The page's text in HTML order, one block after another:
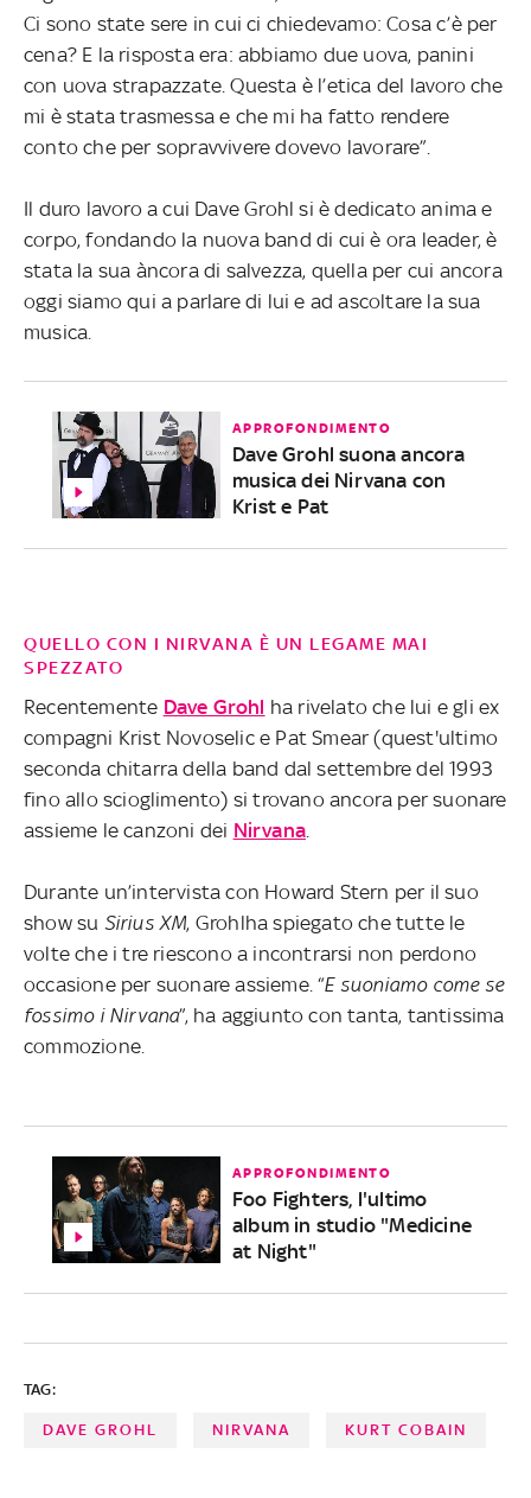
Ci sono state sere in cui ci chiedevamo: Cosa c’è per
cena? E la risposta era: abbiamo due uova, panini
con uova strapazzate. Questa è l’etica del lavoro che
mi è stata trasmessa e che mi ha fatto rendere
conto che per sopravvivere dovevo lavorare”.
Il duro lavoro a cui Dave Grohl si è dedicato anima e
corpo, fondando la nuova band di cui è ora leader, è
stata la sua àncora di salvezza, quella per cui ancora
oggi siamo qui a parlare di lui e ad ascoltare la sua
musica.
APPROFONDIMENTO
Dave Grohl suona ancora
musica dei Nirvana con
Krist e Pat
QUELLO CON I NIRVANA È UN LEGAME MAI
SPEZZATO
Recentemente Dave Grohl ha rivelato che lui e gli ex
compagni Krist Novoselic e Pat Smear (quest'ultimo
seconda chitarra della band dal settembre del 1993
fino allo scioglimento) si trovano ancora per suonare
assieme le canzoni dei Nirvana
Durante un’intervista con Howard Stern per il suo
show su Sirius XM, Grohlha spiegato che tutte le
volte che i tre riescono a incontrarsi non perdono
occasione per suonare assieme. “E suoniamo come se
fossimo i Nirvana”, ha aggiunto con tanta, tantissima
commozione.
APPROFONDIMENTO
Foo Fighters, l'ultimo
album in studio "Medicine
at Night"
TAG:
DAVE GROHL NIRVANA KURT COBAIN